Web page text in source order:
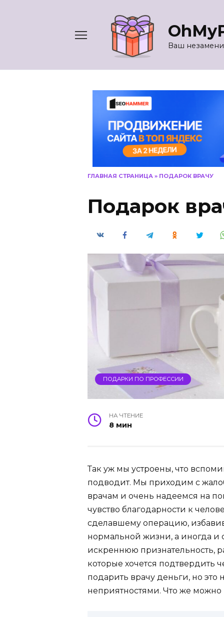
Ваш
ГЛАВНАЯ СТРАНИЦА » ПОДАРОК ВРАЧУ
Подарок
ПОДАРКИ ПО ПРОФЕССИИ
НА ЧТЕНИЕ
8 мин
Так уж мы устроены, что
подводит. Мы приходим с
врачам и очень надеемся на
чувство благодарности к
сделавшему операцию,
нормальной жизни, а иногда
искреннюю признательность,
которые хочется
подарить врачу деньги, но это
неприятностями. Что же можно